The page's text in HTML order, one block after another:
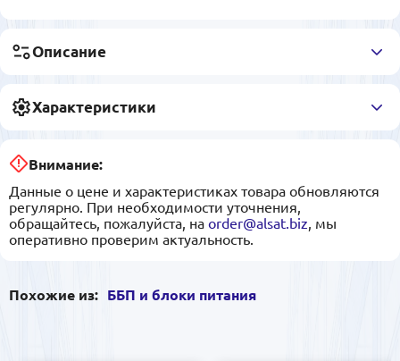
Описание
Характеристики
Внимание:
Данные о цене и характеристиках товара обновляются
регулярно. При необходимости уточнения,
обращайтесь, пожалуйста, на order@alsat.biz , мы
оперативно проверим актуальность.
Похожие из: ББП и блоки питания